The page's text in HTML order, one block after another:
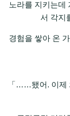
노라를 지키는데
서 각지
경험을 쌓아 온
「……됐어. 이제